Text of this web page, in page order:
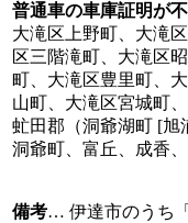
普通車の車庫証明が
大滝区上野町、大滝
区三階滝町、大滝区
町、大滝区豊里町、
山町、大滝区宮城町
虻田郡（洞爺湖町 [旭
洞爺町、富丘、成香、
備考… 伊達市のうち